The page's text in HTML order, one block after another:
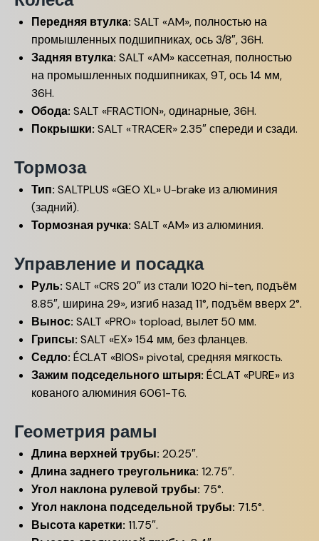
Передняя втулка: SALT «AM», полностью на
промышленных подшипниках, ось 3/8″, 36H.
Задняя втулка: SALT «AM» кассетная, полностью
на промышленных подшипниках, 9T, ось 14 мм,
36H.
Обода: SALT «FRACTION», одинарные, 36H.
Покрышки: SALT «TRACER» 2.35″ спереди и сзади.
Тормоза
Тип: SALTPLUS «GEO XL» U-brake из алюминия
(задний).
Тормозная ручка: SALT «AM» из алюминия.
Управление и посадка
Руль: SALT «CRS 20″ из стали 1020 hi-ten, подъём
8.85″, ширина 29», изгиб назад 11°, подъём вверх 2°.
Вынос: SALT «PRO» topload, вылет 50 мм.
Грипсы: SALT «EX» 154 мм, без фланцев.
Седло: ÉCLAT «BIOS» pivotal, средняя мягкость.
Зажим подседельного штыря: ÉCLAT «PURE» из
кованого алюминия 6061-T6.
Геометрия рамы
Длина верхней трубы: 20.25″.
Длина заднего треугольника: 12.75″.
Угол наклона рулевой трубы: 75°.
Угол наклона подседельной трубы: 71.5°.
Высота каретки: 11.75″.